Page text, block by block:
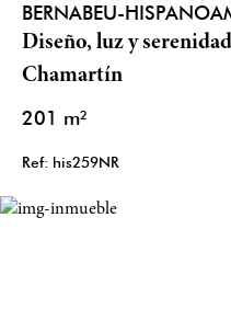
BERNABEU-
Diseño, luz y
Chamartín
201 m²
Ref: his259NR